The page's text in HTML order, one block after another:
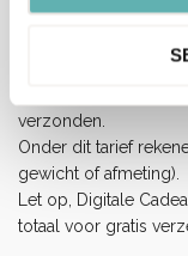
bezorging.
Verzendkosten
verzonden.
Onder dit tarief
gewicht of afmeting).
Let op, Digitale
totaal voor gratis